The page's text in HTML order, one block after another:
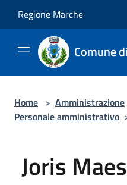
Regione Marche
Comune
Home > Amministrazione
Personale amministrativo
Joris Maes